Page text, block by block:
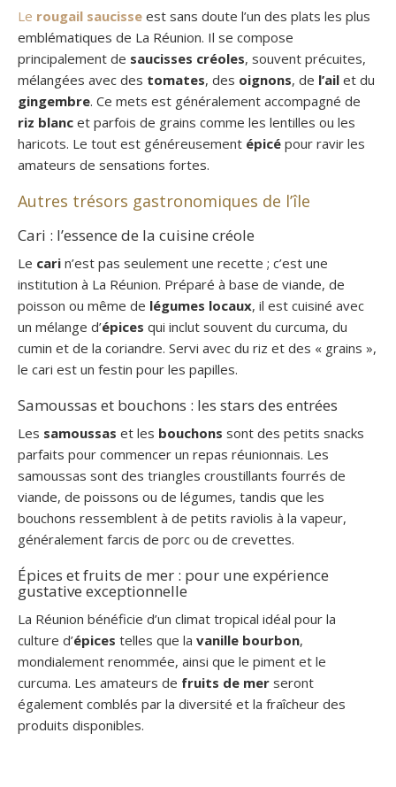
Le rougail saucisse est sans doute l’un des plats les plus
emblématiques de La Réunion. Il se compose
principalement de saucisses créoles, souvent précuites,
mélangées avec des tomates, des oignons, de l’ail et du
gingembre. Ce mets est généralement accompagné de
riz blanc et parfois de grains comme les lentilles ou les
haricots. Le tout est généreusement épicé pour ravir les
amateurs de sensations fortes.
Autres trésors gastronomiques de l’île
Cari : l’essence de la cuisine créole
Le cari n’est pas seulement une recette ; c’est une
institution à La Réunion. Préparé à base de viande, de
poisson ou même de légumes locaux, il est cuisiné avec
un mélange d’épices qui inclut souvent du curcuma, du
cumin et de la coriandre. Servi avec du riz et des « grains »,
le cari est un festin pour les papilles.
Samoussas et bouchons : les stars des entrées
Les samoussas et les bouchons sont des petits snacks
parfaits pour commencer un repas réunionnais. Les
samoussas sont des triangles croustillants fourrés de
viande, de poissons ou de légumes, tandis que les
bouchons ressemblent à de petits raviolis à la vapeur,
généralement farcis de porc ou de crevettes.
Épices et fruits de mer : pour une expérience
gustative exceptionnelle
La Réunion bénéficie d’un climat tropical idéal pour la
culture d’épices telles que la vanille bourbon,
mondialement renommée, ainsi que le piment et le
curcuma. Les amateurs de fruits de mer seront
également comblés par la diversité et la fraîcheur des
produits disponibles.